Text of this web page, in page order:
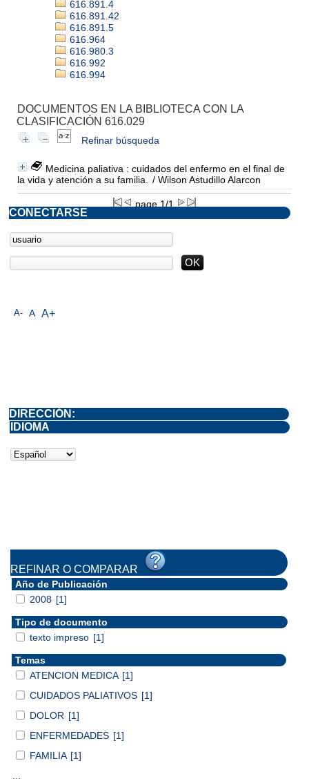
616.891.4
616.891.42
616.891.5
616.964
616.980.3
616.992
616.994
DOCUMENTOS EN LA BIBLIOTECA CON LA
CLASIFICACIÓN 616.029
Refinar búsqueda
Medicina paliativa : cuidados del enfermo en el final de
la vida y atención a su familia.
/ Wilson Astudillo Alarcon
page 1/1
A- A A+
CONECTARSE
DIRECCIÓN:
IDIOMA
REFINAR O COMPARAR
Año de Publicación
2008 [1]
Tipo de documento
texto impreso [1]
Temas
ATENCION MEDICA [1]
CUIDADOS PALIATIVOS [1]
DOLOR [1]
ENFERMEDADES [1]
FAMILIA [1]